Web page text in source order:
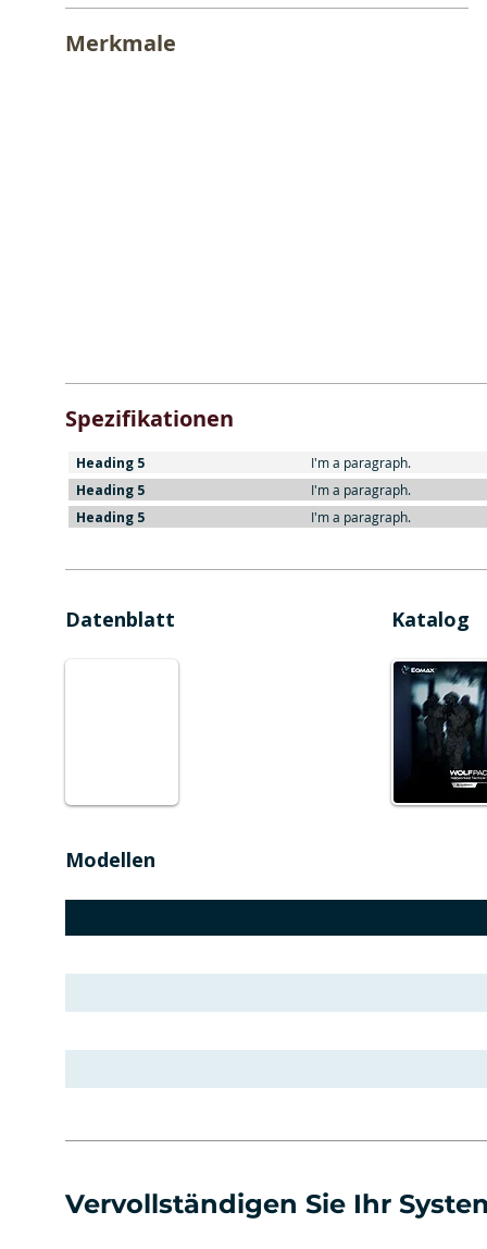
Merkmale
Spezifikationen
Heading 5 I'm a paragraph.
Heading 5 I'm a paragraph.
Heading 5 I'm a paragraph.
Datenblatt Katalog
Modellen
Vervollständigen Sie Ihr